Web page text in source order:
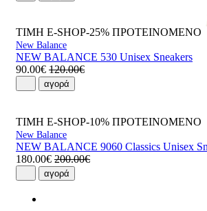
ΤΙΜΗ E-SHOP-25% ΠΡΟΤΕΙΝΟΜΕΝΟ
New Balance
NEW BALANCE 530 Unisex Sneakers
90.00€ 120.00€
αγορά
ΤΙΜΗ E-SHOP-10% ΠΡΟΤΕΙΝΟΜΕΝΟ
New Balance
NEW BALANCE 9060 Classics Unisex
180.00€ 200.00€
αγορά